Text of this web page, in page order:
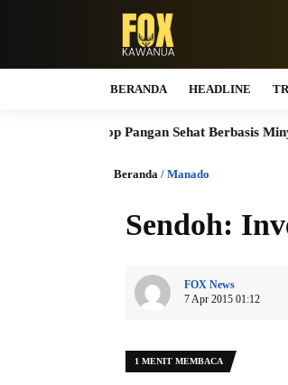
BERANDA HEADLINE
Pangan Sehat Berbasis Minyak Sawit
Beranda / Manado
Sendoh:
FOX News
7 Apr 2015 01:12
1 MENIT MEMBACA